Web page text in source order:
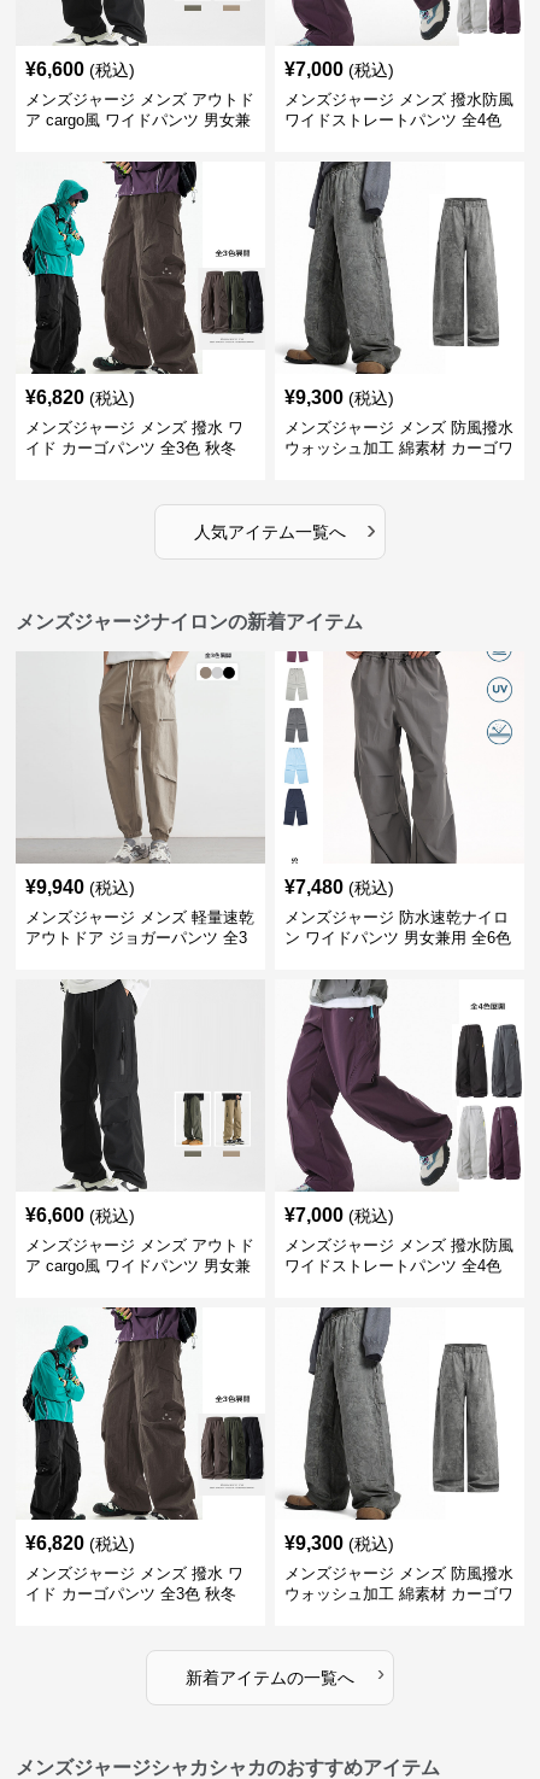
¥6,600 (税込)
メンズジャージ メンズ アウトド
ア cargo風 ワイドパンツ 男女兼
¥7,000 (税込)
メンズジャージ メンズ 撥水防風
ワイドストレートパンツ 全4色
¥6,820 (税込)
メンズジャージ メンズ 撥水 ワ
イド カーゴパンツ 全3色 秋冬
¥9,300 (税込)
メンズジャージ メンズ 防風撥水
ウォッシュ加工 綿素材 カーゴワ
人気アイテム一覧へ ›
メンズジャージナイロンの新着アイテム
¥9,940 (税込)
メンズジャージ メンズ 軽量速乾
アウトドア ジョガーパンツ 全3
¥7,480 (税込)
メンズジャージ 防水速乾ナイロ
ン ワイドパンツ 男女兼用 全6色
¥6,600 (税込)
メンズジャージ メンズ アウトド
ア cargo風 ワイドパンツ 男女兼
¥7,000 (税込)
メンズジャージ メンズ 撥水防風
ワイドストレートパンツ 全4色
¥6,820 (税込)
メンズジャージ メンズ 撥水 ワ
イド カーゴパンツ 全3色 秋冬
¥9,300 (税込)
メンズジャージ メンズ 防風撥水
ウォッシュ加工 綿素材 カーゴワ
新着アイテムの一覧へ ›
メンズジャージシャカシャカのおすすめアイテム